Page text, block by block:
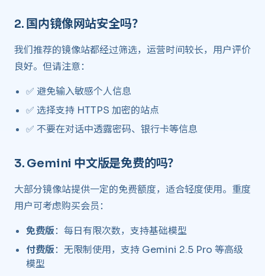
2. 国内镜像网站安全吗？
我们推荐的镜像站都经过筛选，运营时间较长，用户评价
良好。但请注意：
✅ 避免输入敏感个人信息
✅ 选择支持 HTTPS 加密的站点
✅ 不要在对话中透露密码、银行卡等信息
3. Gemini 中文版是免费的吗？
大部分镜像站提供一定的免费额度，适合轻度使用。重度
用户可考虑购买会员：
免费版：每日有限次数，支持基础模型
付费版：无限制使用，支持 Gemini 2.5 Pro 等高级
模型